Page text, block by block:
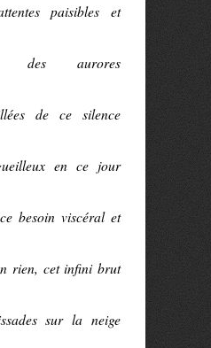
paisibles et
des aurores
de ce silence
en ce jour
besoin viscéral et
rien, cetinfini brut
sur la neige